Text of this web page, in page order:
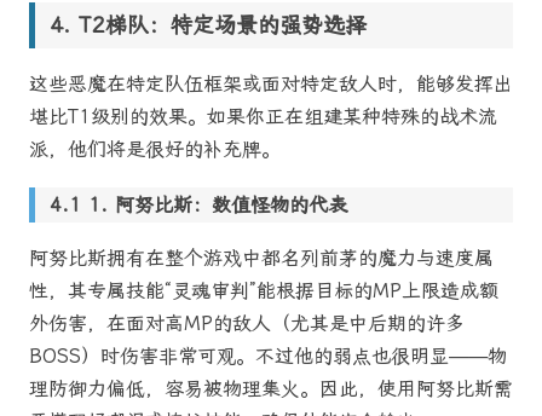
T2梯队：特定场景的强势选择
这些恶魔在特定队伍框架或面对特定敌人时，能够发挥出
堪比T1级别的效果。如果你正在组建某种特殊的战术流
派，他们将是很好的补充牌。
1. 阿努比斯：数值怪物的代表
阿努比斯拥有在整个游戏中都名列前茅的魔力与速度属
性，其专属技能“灵魂审判”能根据目标的MP上限造成额
外伤害，在面对高MP的敌人（尤其是中后期的许多
BOSS）时伤害非常可观。不过他的弱点也很明显——物
理防御力偏低，容易被物理集火。因此，使用阿努比斯需